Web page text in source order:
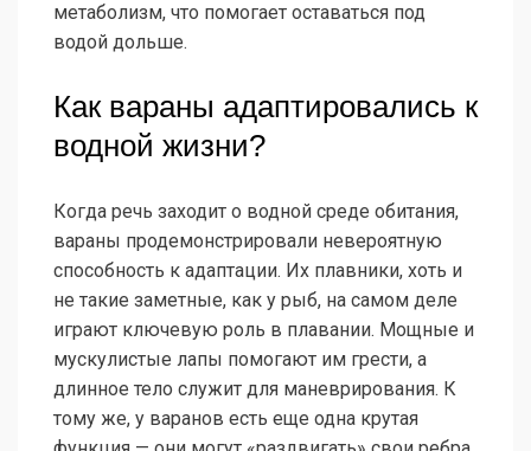
метаболизм, что помогает оставаться под
водой дольше.
Как вараны адаптировались к
водной жизни?
Когда речь заходит о водной среде обитания,
вараны продемонстрировали невероятную
способность к адаптации. Их плавники, хоть и
не такие заметные, как у рыб, на самом деле
играют ключевую роль в плавании. Мощные и
мускулистые лапы помогают им грести, а
длинное тело служит для маневрирования. К
тому же, у варанов есть еще одна крутая